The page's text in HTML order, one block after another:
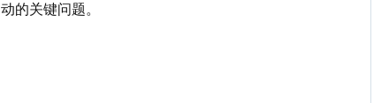
动的关键问题。